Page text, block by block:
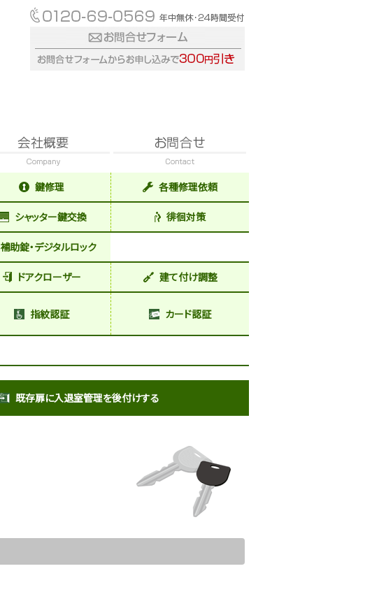
鍵修理 各種修理依頼
シャッター鍵交換 徘徊対策
補助錠・デジタルロック
ドアクローザー 建て付け調整
指紋認証 カード認証
既存扉に入退室管理を後付けする